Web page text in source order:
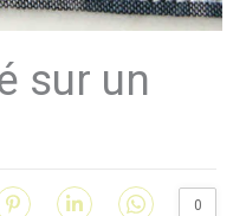
sur un
0